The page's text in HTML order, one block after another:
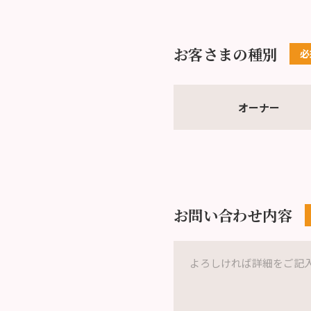
お客さまの種別
オーナー
お問い合わせ内容